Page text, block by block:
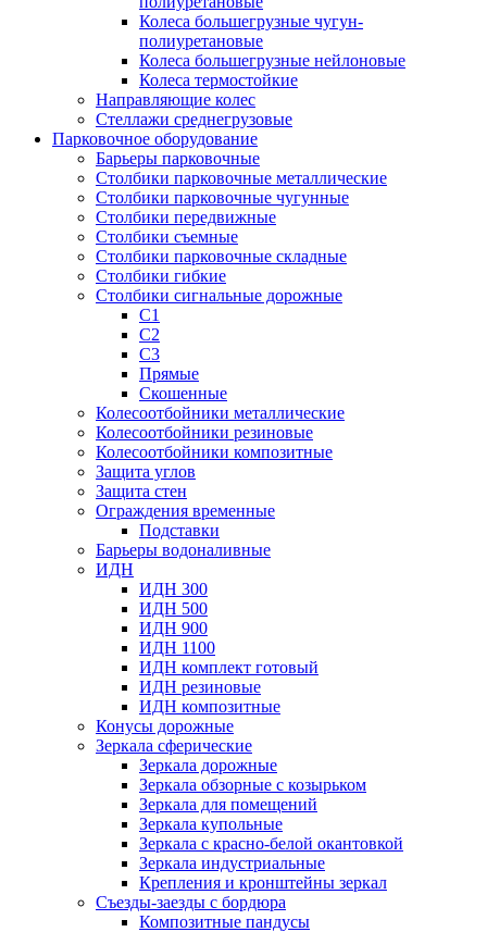
Колеса большегрузные чугун-
полиуретановые
Колеса большегрузные нейлоновые
Колеса термостойкие
Направляющие колес
Стеллажи среднегрузовые
Парковочное оборудование
Барьеры парковочные
Столбики парковочные металлические
Столбики парковочные чугунные
Столбики передвижные
Столбики съемные
Столбики парковочные складные
Столбики гибкие
Столбики сигнальные дорожные
С1
С2
С3
Прямые
Скошенные
Колесоотбойники металлические
Колесоотбойники резиновые
Колесоотбойники композитные
Защита углов
Защита стен
Ограждения временные
Подставки
Барьеры водоналивные
ИДН
ИДН 300
ИДН 500
ИДН 900
ИДН 1100
ИДН комплект готовый
ИДН резиновые
ИДН композитные
Конусы дорожные
Зеркала сферические
Зеркала дорожные
Зеркала обзорные с козырьком
Зеркала для помещений
Зеркала купольные
Зеркала с красно-белой окантовкой
Зеркала индустриальные
Крепления и кронштейны зеркал
Съезды-заезды с бордюра
Композитные пандусы